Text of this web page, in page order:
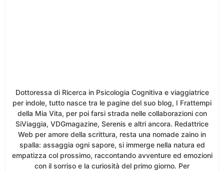
Dottoressa di Ricerca in Psicologia Cognitiva e viaggiatrice
per indole, tutto nasce tra le pagine del suo blog, I Frattempi
della Mia Vita, per poi farsi strada nelle collaborazioni con
SiViaggia, VDGmagazine, Serenis e altri ancora. Redattrice
Web per amore della scrittura, resta una nomade zaino in
spalla: assaggia ogni sapore, si immerge nella natura ed
empatizza col prossimo, raccontando avventure ed emozioni
con il sorriso e la curiosità del primo giorno. Per